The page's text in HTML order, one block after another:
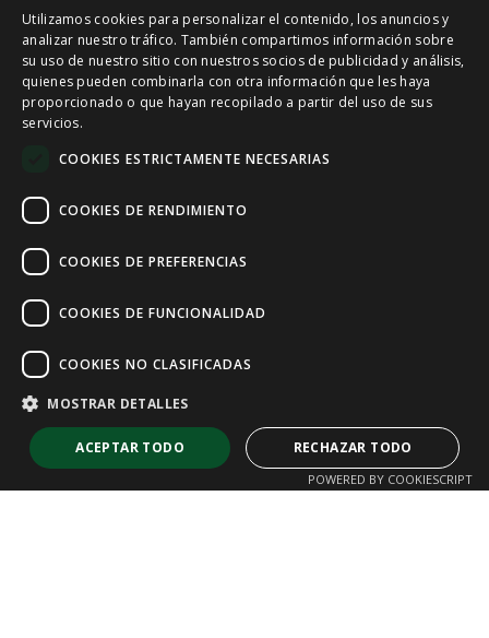
SPANISH
CAT
Utilizamos cookies para personalizar el contenido, los anuncios y
analizar nuestro tráfico. También compartimos información sobre
su uso de nuestro sitio con nuestros socios de publicidad y análisis,
quienes pueden combinarla con otra información que les haya
proporcionado o que hayan recopilado a partir del uso de sus
servicios.
COOKIES ESTRICTAMENTE NECESARIAS
COOKIES DE RENDIMIENTO
COOKIES DE PREFERENCIAS
COOKIES DE FUNCIONALIDAD
COOKIES NO CLASIFICADAS
MOSTRAR DETALLES
ACEPTAR TODO RECHAZAR TODO
POWERED BY COOKIESCRIPT